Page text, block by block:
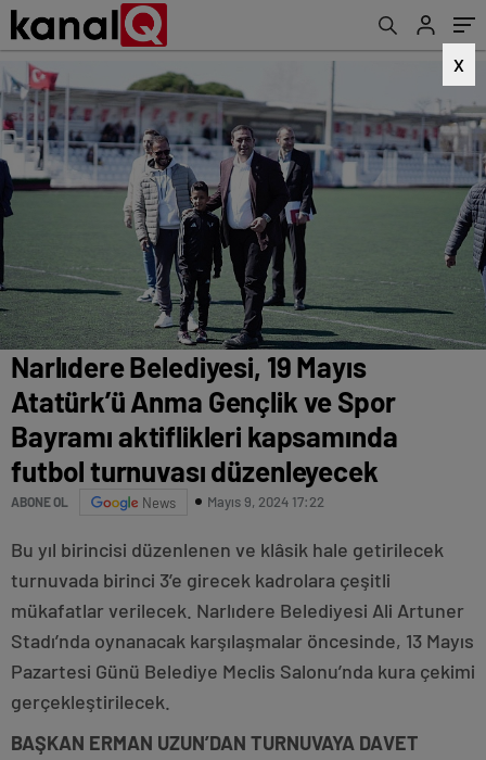
X
kapsamında futbol turnuvası düzenleyecek
Narlıdere Belediyesi, 19 Mayıs
Atatürk’ü Anma Gençlik ve Spor
Bayramı aktiflikleri kapsamında
futbol turnuvası düzenleyecek
ABONE OL News Mayıs 9, 2024 17:22
Bu yıl birincisi düzenlenen ve klâsik hale getirilecek
turnuvada birinci 3’e girecek kadrolara çeşitli
mükafatlar verilecek. Narlıdere Belediyesi Ali Artuner
Stadı’nda oynanacak karşılaşmalar öncesinde, 13 Mayıs
Pazartesi Günü Belediye Meclis Salonu’nda kura çekimi
gerçekleştirilecek.
BAŞKAN ERMAN UZUN’DAN TURNUVAYA DAVET